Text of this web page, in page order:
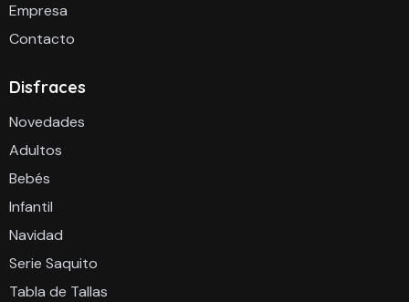
Empresa
Contacto
Disfraces
Novedades
Adultos
Bebés
Infantil
Navidad
Serie Saquito
Tabla de Tallas